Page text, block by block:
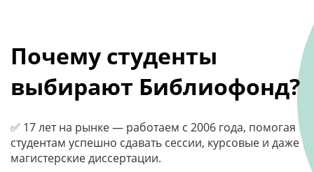
Почему студенты
выбирают Библиофонд?
✅ 17 лет на рынке — работаем с 2006 года, помогая
студентам успешно сдавать сессии, курсовые и даже
магистерские диссертации.